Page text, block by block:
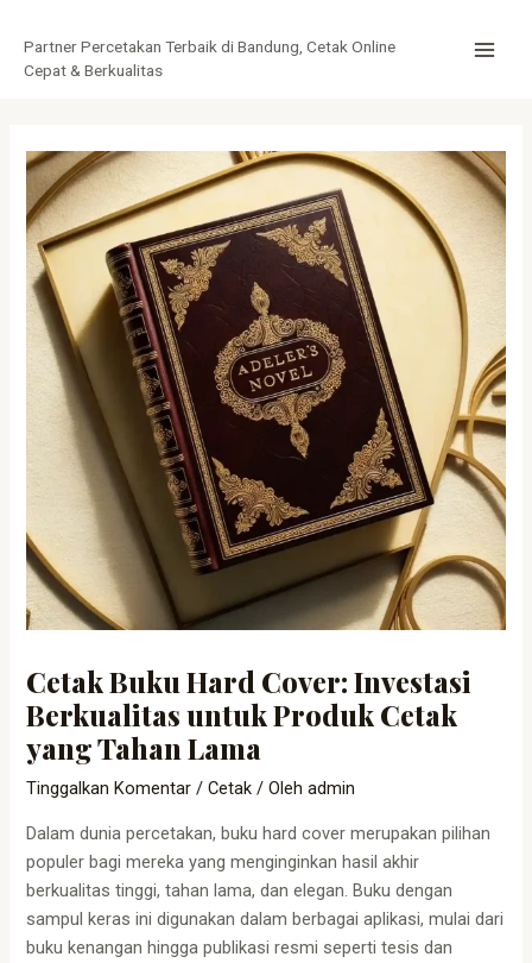
konten
Partner Percetakan Terbaik di Bandung, Cetak Online
Cepat & Berkualitas
Cetak Buku Hard Cover: Investasi
Berkualitas untuk Produk Cetak
yang Tahan Lama
Tinggalkan Komentar /Cetak / Olehadmin
Dalam dunia percetakan, buku hard cover merupakan pilihan
populer bagi mereka yang menginginkan hasil akhir
berkualitas tinggi, tahan lama, dan elegan. Buku dengan
sampul keras ini digunakan dalam berbagai aplikasi, mulai dari
buku kenangan hingga publikasi resmi seperti tesis dan
navigation